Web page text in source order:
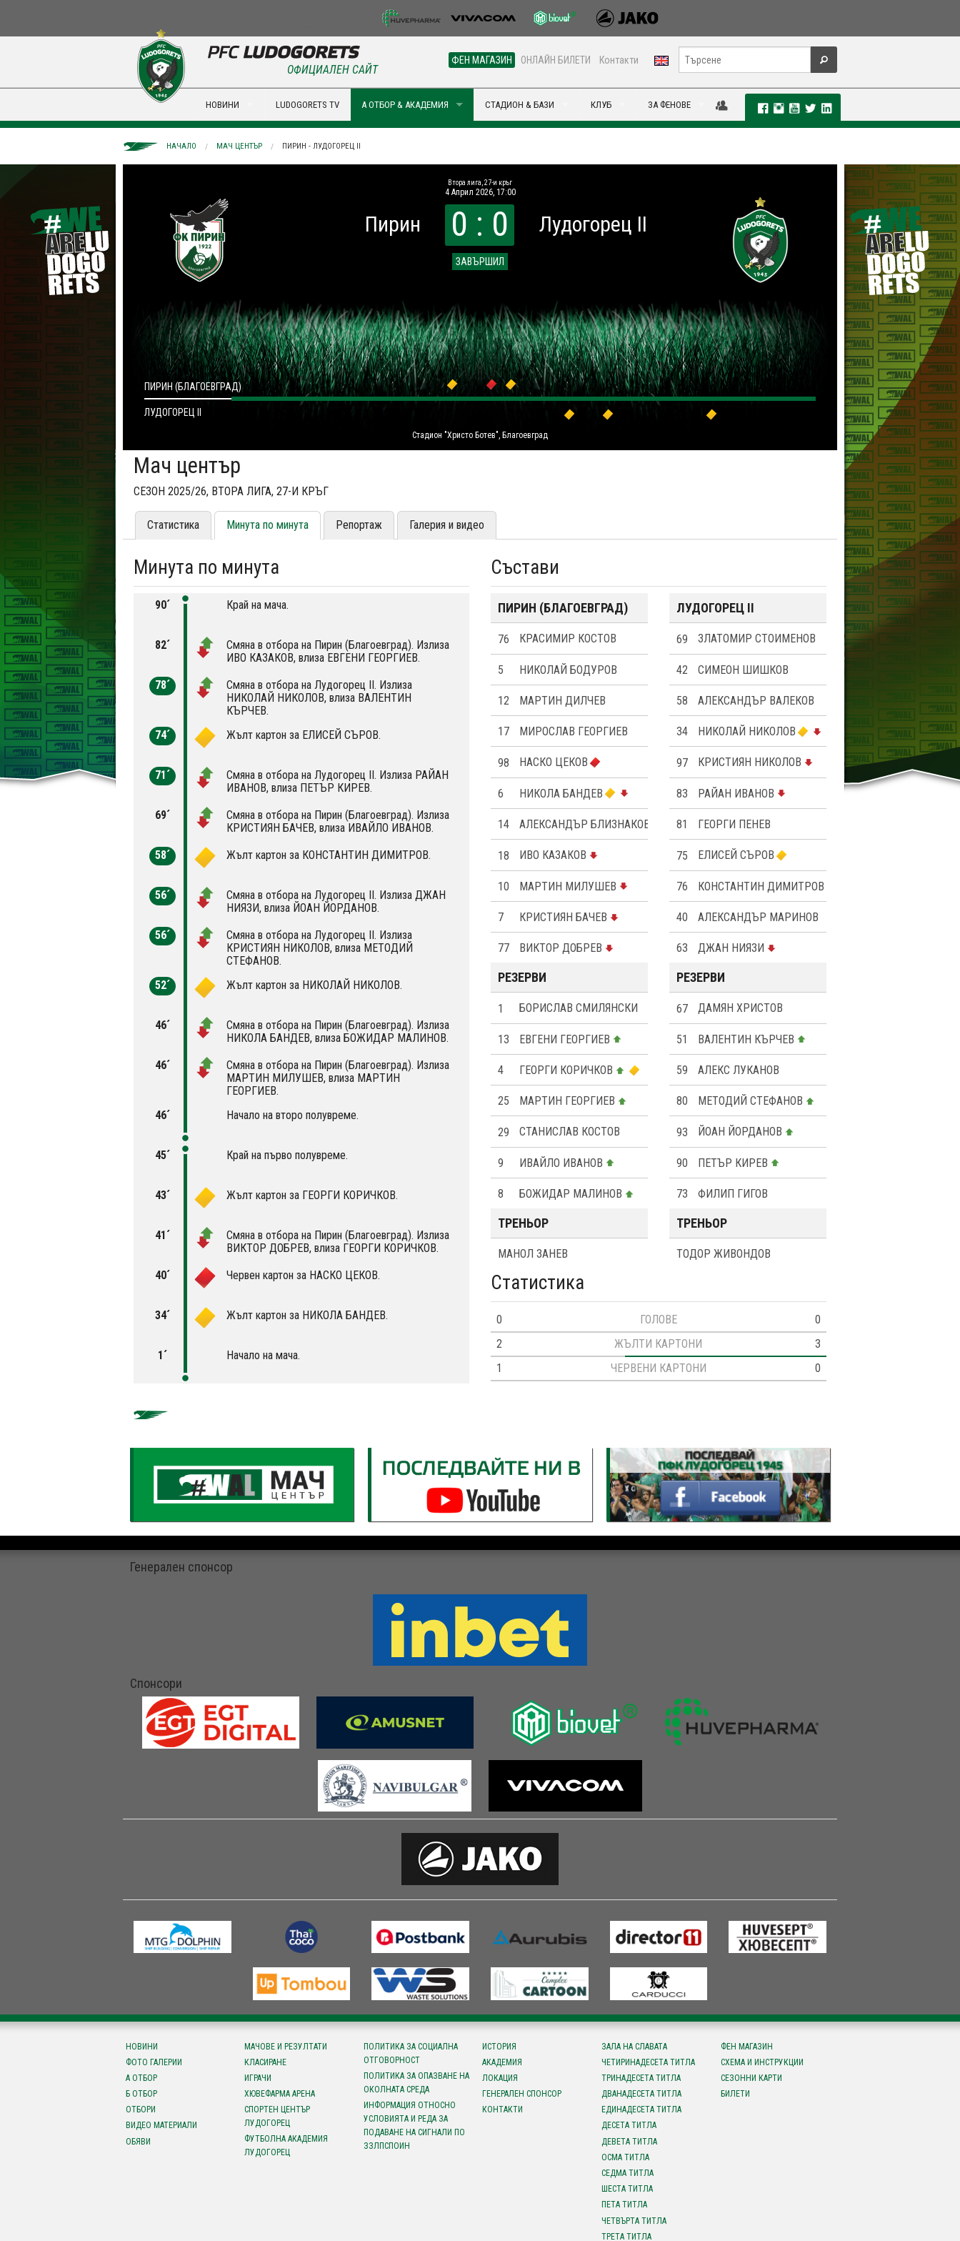
ФЕН МАГАЗИН ОНЛАЙН БИЛЕТИ Контакти
ОФИЦИАЛЕН САЙТ
НОВИНИ LUDOGORETS TV А ОТБОР & АКАДЕМИЯ СТАДИОН & БАЗИ КЛУБ ЗА ФЕНОВЕ
НАЧАЛО МАЧ ЦЕНТЪР ПИРИН - ЛУДОГОРЕЦ II
Втора лига, 27-и кръг
4 Април 2026, 17:00
Пирин 0 : 0
ЗАВЪРШИЛ
Лудогорец II
Стадион "Христо Ботев", Благоевград
ПИРИН (БЛАГОЕВГРАД)
ЛУДОГОРЕЦ II
Мач център
СЕЗОН 2025/26, ВТОРА ЛИГА, 27-И КРЪГ
Статистика Минута по минута Репортаж Галерия и видео
Минута по минута
90´ Край на мача.
82´
Смяна в отбора на Пирин (Благоевград). Излиза
ИВО КАЗАКОВ, влиза ЕВГЕНИ ГЕОРГИЕВ.
78´
Смяна в отбора на Лудогорец II. Излиза
НИКОЛАЙ НИКОЛОВ, влиза ВАЛЕНТИН
КЪРЧЕВ.
74´
Жълт картон за ЕЛИСЕЙ СЪРОВ.
71´
Смяна в отбора на Лудогорец II. Излиза РАЙАН
ИВАНОВ, влиза ПЕТЪР КИРЕВ.
69´
Смяна в отбора на Пирин (Благоевград). Излиза
КРИСТИЯН БАЧЕВ, влиза ИВАЙЛО ИВАНОВ.
58´
Жълт картон за КОНСТАНТИН ДИМИТРОВ.
56´
Смяна в отбора на Лудогорец II. Излиза ДЖАН
НИЯЗИ, влиза ЙОАН ЙОРДАНОВ.
56´
Смяна в отбора на Лудогорец II. Излиза
КРИСТИЯН НИКОЛОВ, влиза МЕТОДИЙ
СТЕФАНОВ.
52´
Жълт картон за НИКОЛАЙ НИКОЛОВ.
46´
Смяна в отбора на Пирин (Благоевград). Излиза
НИКОЛА БАНДЕВ, влиза БОЖИДАР МАЛИНОВ.
46´
Смяна в отбора на Пирин (Благоевград). Излиза
МАРТИН МИЛУШЕВ, влиза МАРТИН
ГЕОРГИЕВ.
46´
Начало на второ полувреме.
45´ Край на първо полувреме.
43´ Жълт картон за ГЕОРГИ КОРИЧКОВ.
41´
Смяна в отбора на Пирин (Благоевград). Излиза
ВИКТОР ДОБРЕВ, влиза ГЕОРГИ КОРИЧКОВ.
40´
Червен картон за НАСКО ЦЕКОВ.
34´ Жълт картон за НИКОЛА БАНДЕВ.
1´ Начало на мача.
Състави
ПИРИН (БЛАГОЕВГРАД)
76 КРАСИМИР КОСТОВ
5 НИКОЛАЙ БОДУРОВ
12 МАРТИН ДИЛЧЕВ
17 МИРОСЛАВ ГЕОРГИЕВ
98 НАСКО ЦЕКОВ
6 НИКОЛА БАНДЕВ
14 АЛЕКСАНДЪР БЛИЗНАКОВ
18 ИВО КАЗАКОВ
10 МАРТИН МИЛУШЕВ
7 КРИСТИЯН БАЧЕВ
77 ВИКТОР ДОБРЕВ
РЕЗЕРВИ
1 БОРИСЛАВ СМИЛЯНСКИ
13 ЕВГЕНИ ГЕОРГИЕВ
4 ГЕОРГИ КОРИЧКОВ
25 МАРТИН ГЕОРГИЕВ
29 СТАНИСЛАВ КОСТОВ
9 ИВАЙЛО ИВАНОВ
8 БОЖИДАР МАЛИНОВ
ЛУДОГОРЕЦ II
69 ЗЛАТОМИР СТОИМЕНОВ
42 СИМЕОН ШИШКОВ
58 АЛЕКСАНДЪР ВАЛЕКОВ
34 НИКОЛАЙ НИКОЛОВ
97 КРИСТИЯН НИКОЛОВ
83 РАЙАН ИВАНОВ
81 ГЕОРГИ ПЕНЕВ
75 ЕЛИСЕЙ СЪРОВ
76 КОНСТАНТИН ДИМИТРОВ
40 АЛЕКСАНДЪР МАРИНОВ
63 ДЖАН НИЯЗИ
РЕЗЕРВИ
67 ДАМЯН ХРИСТОВ
51 ВАЛЕНТИН КЪРЧЕВ
59 АЛЕКС ЛУКАНОВ
80 МЕТОДИЙ СТЕФАНОВ
93 ЙОАН ЙОРДАНОВ
90 ПЕТЪР КИРЕВ
73 ФИЛИП ГИГОВ
ТРЕНЬОР
МАНОЛ ЗАНЕВ
ТРЕНЬОР
ТОДОР ЖИВОНДОВ
Статистика
0 ГОЛОВЕ
0
2
ЖЪЛТИ КАРТОНИ
3
1
ЧЕРВЕНИ КАРТОНИ 0
Генерален спонсор
Спонсори
НОВИНИ
ФОТО ГАЛЕРИИ
А ОТБОР
Б ОТБОР
ОТБОРИ
ВИДЕО МАТЕРИАЛИ
ОБЯВИ
МАЧОВЕ И РЕЗУЛТАТИ
КЛАСИРАНЕ
ИГРАЧИ
ХЮВЕФАРМА АРЕНА
СПОРТЕН ЦЕНТЪР
ЛУДОГОРЕЦ
ФУТБОЛНА АКАДЕМИЯ
ЛУДОГОРЕЦ
ПОЛИТИКА ЗА СОЦИАЛНА
ОТГОВОРНОСТ
ПОЛИТИКА ЗА ОПАЗВАНЕ НА
ОКОЛНАТА СРЕДА
ИНФОРМАЦИЯ ОТНОСНО
УСЛОВИЯТА И РЕДА ЗА
ПОДАВАНЕ НА СИГНАЛИ ПО
ЗЗЛПСПОИН
ИСТОРИЯ
АКАДЕМИЯ
ЛОКАЦИЯ
ГЕНЕРАЛЕН СПОНСОР
КОНТАКТИ
ЗАЛА НА СЛАВАТА
ЧЕТИРИНАДЕСЕТА ТИТЛА
ТРИНАДЕСЕТА ТИТЛА
ДВАНАДЕСЕТА ТИТЛА
ЕДИНАДЕСЕТА ТИТЛА
ДЕСЕТА ТИТЛА
ДЕВЕТА ТИТЛА
ОСМА ТИТЛА
СЕДМА ТИТЛА
ШЕСТА ТИТЛА
ПЕТА ТИТЛА
ЧЕТВЪРТА ТИТЛА
ТРЕТА ТИТЛА
ФЕН МАГАЗИН
СХЕМА И ИНСТРУКЦИИ
СЕЗОННИ КАРТИ
БИЛЕТИ